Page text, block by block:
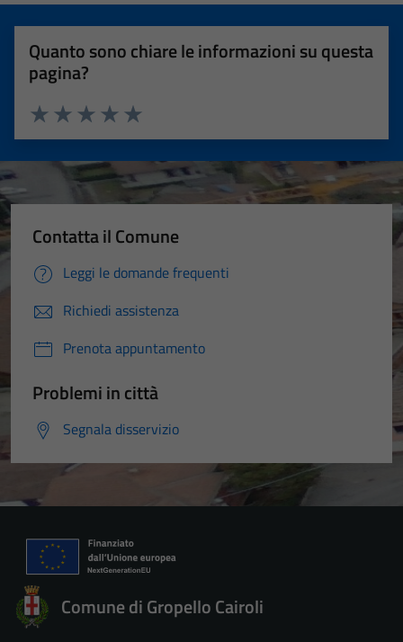
Quanto sono chiare le informazioni su questa
pagina?
Valuta 5 stelle su 5
Valuta 4 stelle su 5
Valuta 3 stelle su 5
Valuta 2 stelle su 5
Valuta 1 stelle su 5
Contatta il Comune
Leggi le domande frequenti
Richiedi assistenza
Prenota appuntamento
Problemi in città
Segnala disservizio
Comune di Gropello Cairoli